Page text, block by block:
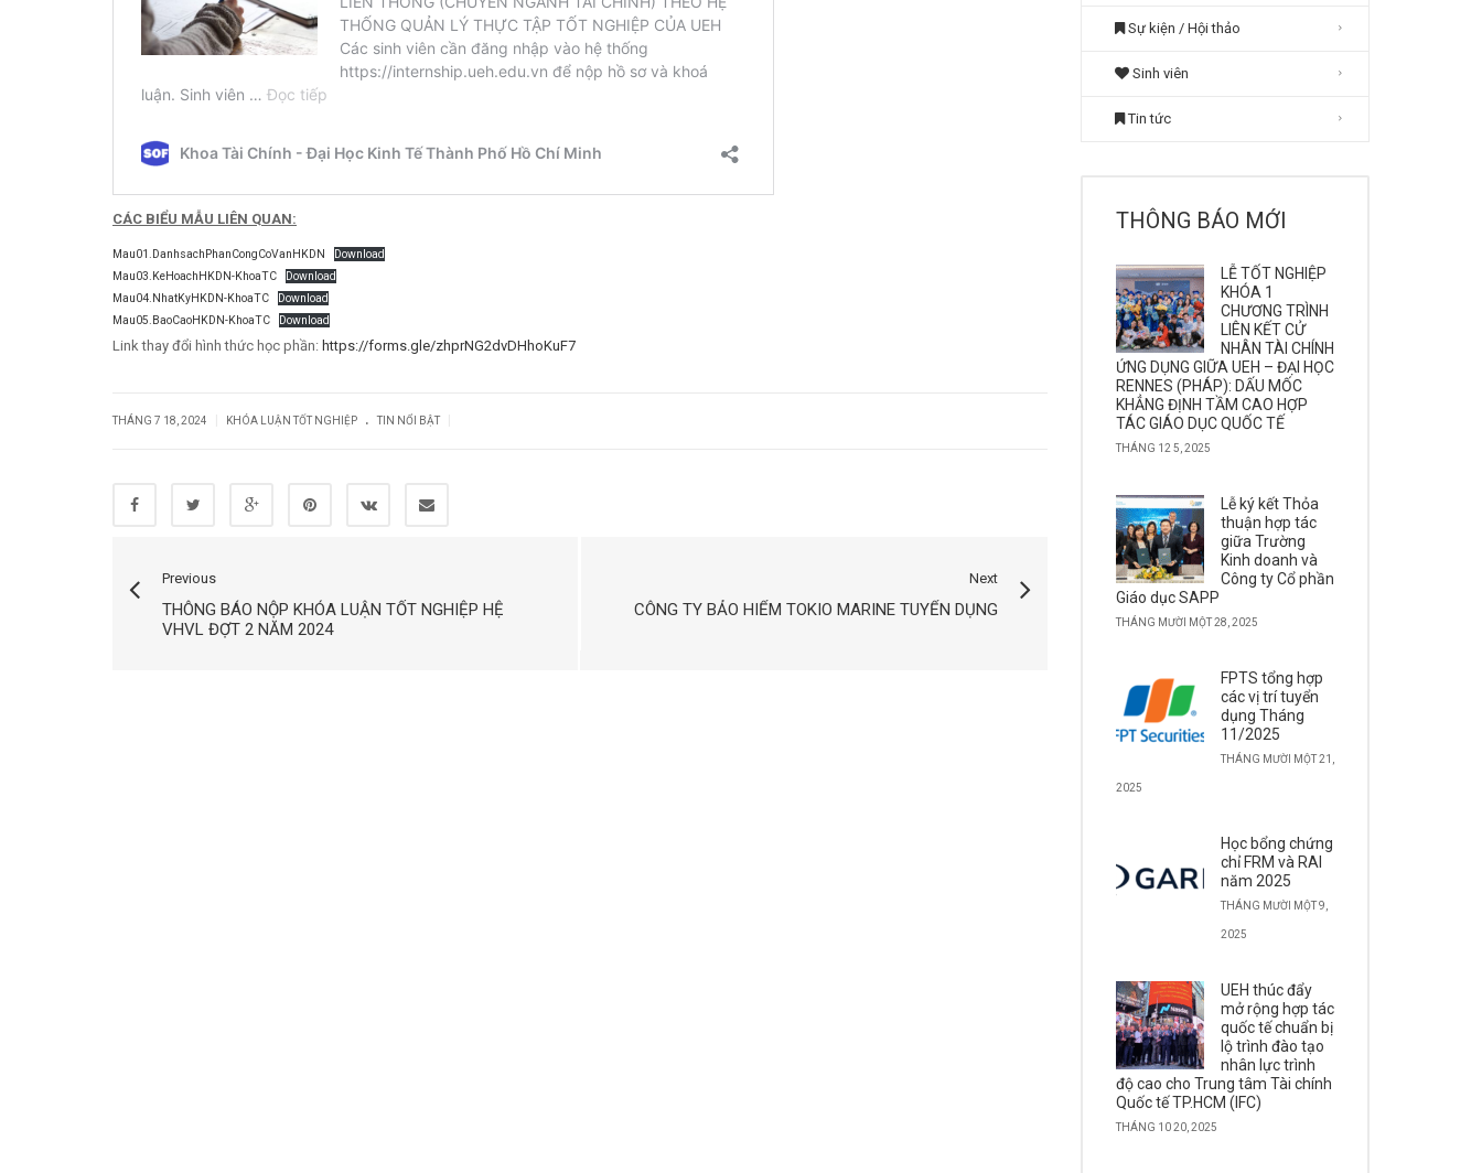
CÁC BIỂU MẪU LIÊN QUAN:
Mau01.DanhsachPhanCongCoVanHKDN
Download
Mau03.KeHoachHKDN-KhoaTC
Download
Mau04.NhatKyHKDN-KhoaTC
Download
Mau05.BaoCaoHKDN-KhoaTC
Download
Link thay đổi hình thức học phần: https://forms.gle/zhprNG2dvDHhoKuF7
THÁNG 7 18, 2024 KHÓA LUẬN TỐT NGHIỆP . TIN NỔI BẬT
Previous
THÔNG BÁO NỘP KHÓA LUẬN TỐT NGHIỆP HỆ
VHVL ĐỢT 2 NĂM 2024
Next
CÔNG TY BẢO HIỂM TOKIO MARINE TUYỂN DỤNG
Sự kiện / Hội thảo
Sinh viên
Tin tức
THÔNG BÁO MỚI
LỄ TỐT NGHIỆP
KHÓA 1
CHƯƠNG TRÌNH
LIÊN KẾT CỬ
NHÂN TÀI CHÍNH
ỨNG DỤNG GIỮA UEH – ĐẠI HỌC
RENNES (PHÁP): DẤU MỐC
KHẲNG ĐỊNH TẦM CAO HỢP
TÁC GIÁO DỤC QUỐC TẾ
THÁNG 12 5, 2025
Lễ ký kết Thỏa
thuận hợp tác
giữa Trường
Kinh doanh và
Công ty Cổ phần
Giáo dục SAPP
THÁNG MƯỜI MỘT 28, 2025
FPTS tổng hợp
các vị trí tuyển
dụng Tháng
11/2025
THÁNG MƯỜI MỘT 21,
2025
Học bổng chứng
chỉ FRM và RAI
năm 2025
THÁNG MƯỜI MỘT 9,
2025
UEH thúc đẩy
mở rộng hợp tác
quốc tế chuẩn bị
lộ trình đào tạo
nhân lực trình
độ cao cho Trung tâm Tài chính
Quốc tế TP.HCM (IFC)
THÁNG 10 20, 2025